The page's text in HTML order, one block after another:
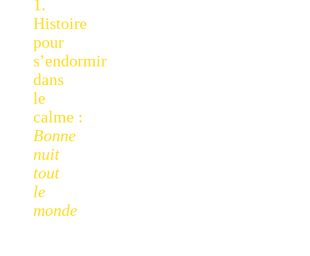
1.
Histoire
pour
s’endormir
dans
le
calme :
Bonne
nuit
tout
le
monde